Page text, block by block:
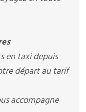
en taxi depuis
départ au tarif
accompagne